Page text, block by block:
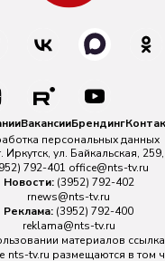
ВакансииБрендинг
персональных данных
Иркутск, ул. Байкальская,
792-401 office@nts-tv.ru
Новости: (3952) 792-402
rnews@nts-tv.ru
Реклама: (3952) 792-400
reklama@nts-tv.ru
материалов
nts-tv.ru размещаются в том